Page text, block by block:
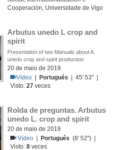
Cooperación, Universidade de Vigo
Arbutus unedo L crop and
spirit
Presentation of two Manuals about A.
unedo crop and spirit production
20 de maio de 2019
Vídeo
Portugués | 45' 53'' |
Visto:27 veces
Rolda de preguntas. Arbutus
unedo L. crop and spirit
20 de maio de 2019
Vídeo
Portugués (8' 52'') |
Visto:8 veces